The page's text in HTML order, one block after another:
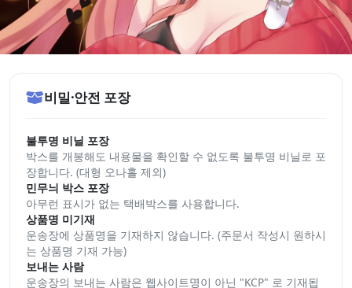
비밀·안전 포장
불투명 비닐 포장
박스를 개봉해도 내용물을 확인할 수 없도록 불투명 비닐로 포
장합니다. (대형 오나홀 제외)
민무늬 박스 포장
아무런 표시가 없는 택배박스를 사용합니다.
상품명 미기재
운송장에 상품명을 기재하지 않습니다. (주문서 작성시 원하시
는 상품명 기재 가능)
보내는 사람
운송장의 보내는 사람은 웹사이트명이 아닌 "KCP" 로 기재됩